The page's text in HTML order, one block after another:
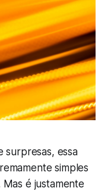
surpresas, essa
simples
é justamente